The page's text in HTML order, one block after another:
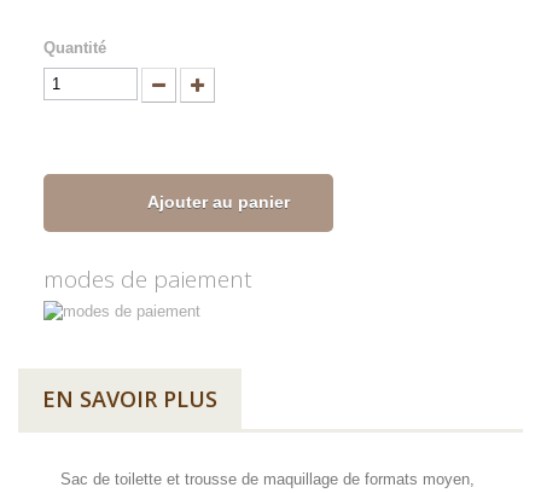
Quantité
Ajouter au panier
modes de paiement
EN SAVOIR PLUS
Sac de toilette et trousse de maquillage de formats moyen,